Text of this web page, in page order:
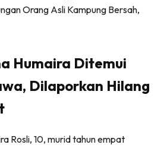
Orang Asli Kampung Bersah,
Humaira Ditemui
Dilaporkan Hilang
Rosli, 10, murid tahun empat